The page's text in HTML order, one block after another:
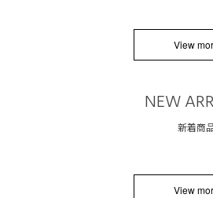
View
NEW
新着商
View